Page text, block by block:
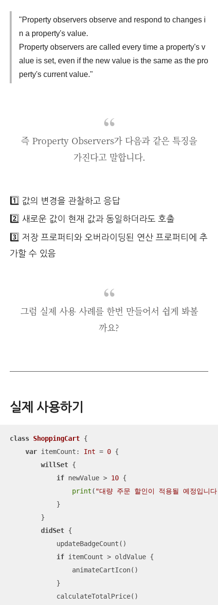
"Property observers observe and respond to changes i
n a property's value.
Property observers are called every time a property's v
alue is set, even if the new value is the same as the pro
perty's current value."
즉 Property Observers가 다음과 같은 특징을
가진다고 말합니다.
1️⃣ 값의 변경을 관찰하고 응답
2️⃣ 새로운 값이 현재 값과 동일하더라도 호출
3️⃣ 저장 프로퍼티와 오버라이딩된 연산 프로퍼티에 추
가할 수 있음
그럼 실제 사용 사례를 한번 만들어서 쉽게 봐볼
까요?
실제 사용하기
class ShoppingCart {
var itemCount: Int = 0 {
willSet {
if newValue > 10 {
print ( "대량 주문 할인이 적용될 예정입니
            }
        }
didSet {
            updateBadgeCount()
if itemCount > oldValue {
                animateCartIcon()
            }
            calculateTotalPrice()